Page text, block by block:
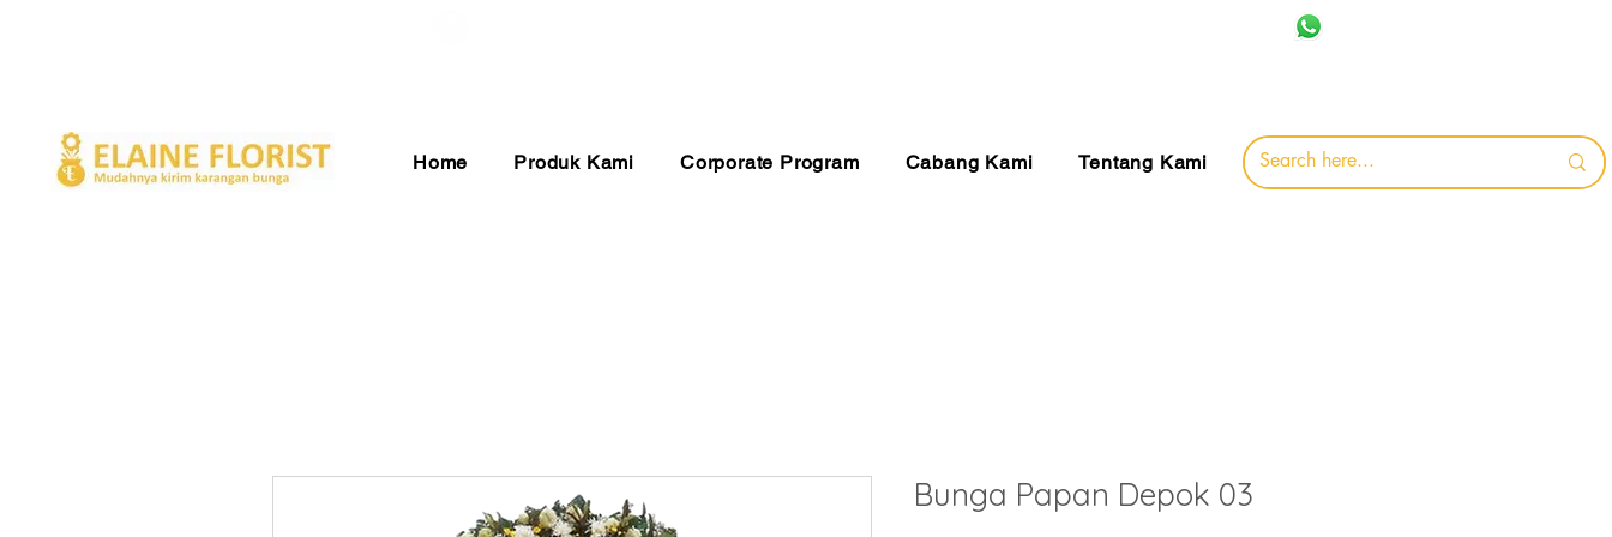
Home Produk Kami Corporate Program Cabang Kami Tentang Kami
Bunga Papan Depok 03